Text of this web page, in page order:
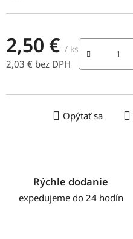
2,50 € / ks
2,03 € bez DPH
Opýtať sa
Rýchle dodanie
expedujeme do 24 hodín